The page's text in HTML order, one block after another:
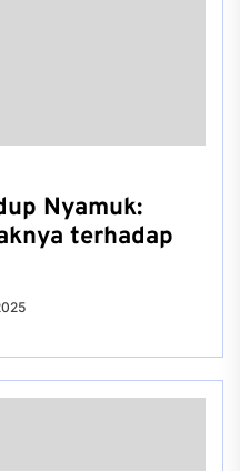
Nyamuk:
terhadap